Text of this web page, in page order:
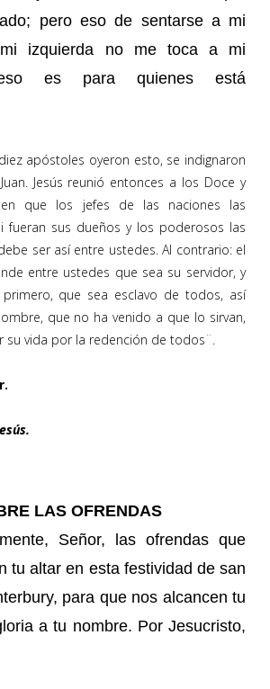
pero eso de sentarse a mi
izquierda no me toca a mi
eso es para quienes está
apóstoles oyeron esto, se indignaron
Jesús reunió entonces a los Doce y
que los jefes de las naciones las
fueran sus dueños y los poderosos las
ser así entre ustedes. Al contrario: el
entre ustedes que sea su servidor, y
que sea esclavo de todos, así
que no ha venido a que lo sirvan,
su vida por la redención de todos¨.
LAS OFRENDAS
Señor, las ofrendas que
tu altar en esta festividad de san
para que nos alcancen tu
a tu nombre. Por Jesucristo,